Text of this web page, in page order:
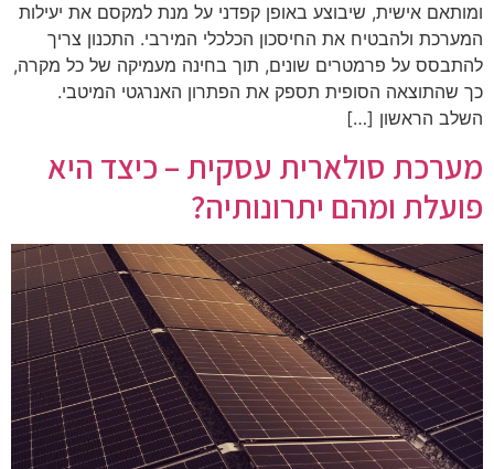
ומותאם אישית, שיבוצע באופן קפדני על מנת למקסם את יעילות
המערכת ולהבטיח את החיסכון הכלכלי המירבי. התכנון צריך
להתבסס על פרמטרים שונים, תוך בחינה מעמיקה של כל מקרה,
כך שהתוצאה הסופית תספק את הפתרון האנרגטי המיטבי.
השלב הראשון […]
מערכת סולארית עסקית – כיצד היא
פועלת ומהם יתרונותיה?